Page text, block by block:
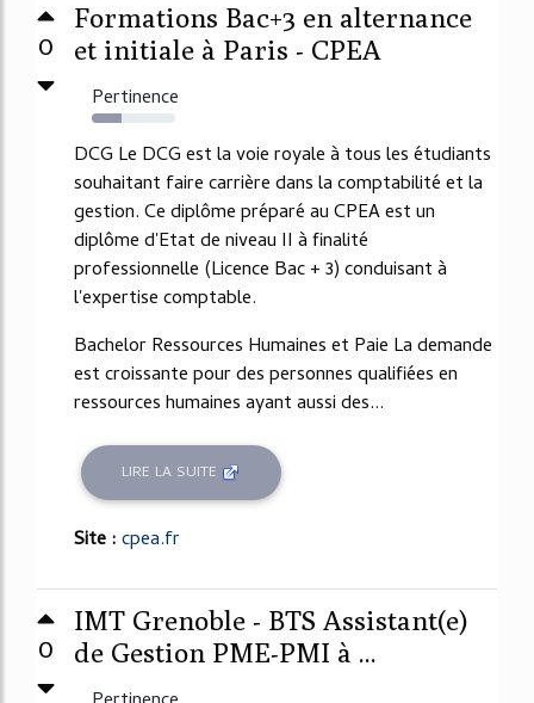
0
Formations Bac+3 en alternance
et initiale à Paris - CPEA
Pertinence
35%
DCG Le DCG est la voie royale à tous les étudiants
souhaitant faire carrière dans la comptabilité et la
gestion. Ce diplôme préparé au CPEA est un
diplôme d'Etat de niveau II à finalité
professionnelle (Licence Bac + 3) conduisant à
l'expertise comptable.
Bachelor Ressources Humaines et Paie La demande
est croissante pour des personnes qualifiées en
ressources humaines ayant aussi des...
LIRE LA SUITE
Site :cpea.fr
0
IMT Grenoble - BTS Assistant(e)
de Gestion PME-PMI à ...